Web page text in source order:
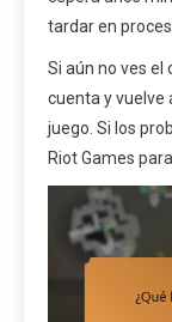
tardar en
Si aún no ves el
cuenta y vuelve
juego. Si los
Riot Games